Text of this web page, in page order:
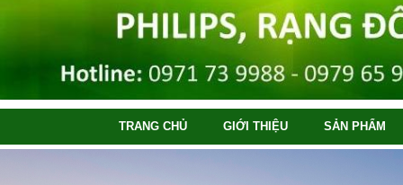
TRANG CHỦ GIỚI THIỆU SẢN PHẨM